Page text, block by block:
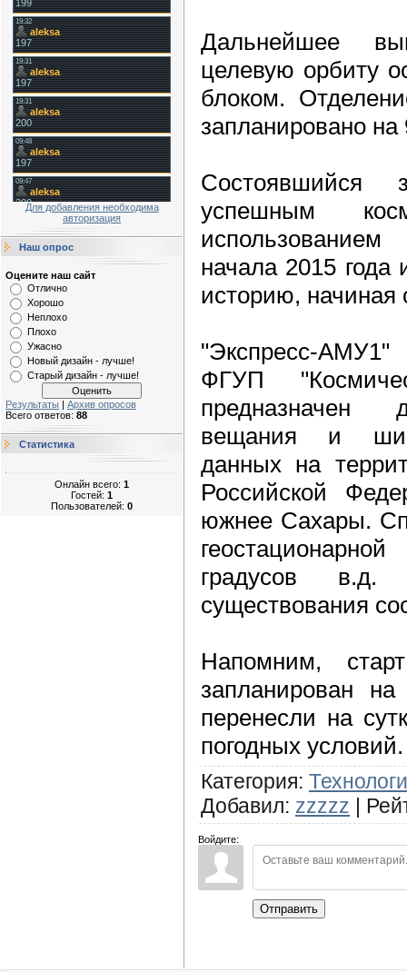
Для добавления необходима
авторизация
Наш опрос
Оцените наш сайт
Отлично
Хорошо
Неплохо
Плохо
Ужасно
Новый дизайн - лучше!
Старый дизайн - лучше!
Результаты | Архив опросов
Всего ответов: 88
Статистика
Онлайн всего: 1
Гостей: 1
Пользователей: 0
Дальнейшее
целевую орбиту
блоком.
запланировано
Состоявшийся
успешным
начала 2015
историю, начиная
"Экспресс-
ФГУП
предназначен
вещания и
данных на
Российской
южнее Сахары.
градусов в.д.
существования
Напомним,
запланирован
перенесли на
погодных условий.
Категория:
Добавил: zzzzz |
Войдите:
Отправить